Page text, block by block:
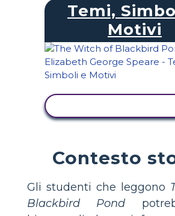
Temi,
Motivi
Contesto
Gli studenti che leggono
Blackbird Pond